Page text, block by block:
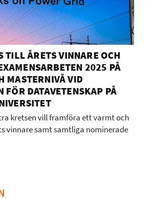
TILL ÅRETS VINNARE OCH
2025 PÅ
MASTERNIVÅ VID
FÖR DATAVETENSKAP PÅ
kretsen vill framföra ett varmt och
vinnare samt samtliga nominerade